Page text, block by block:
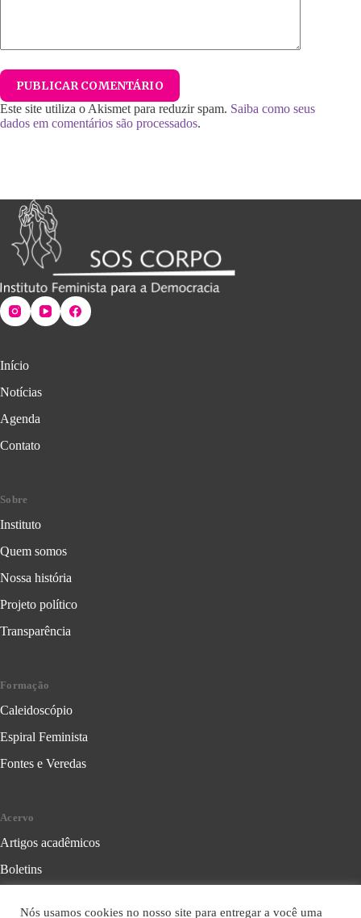
PUBLICAR COMENTÁRIO
Este site utiliza o Akismet para reduzir spam. Saiba como seus
dados em comentários são processados.
Início
Notícias
Agenda
Contato
Sobre
Instituto
Quem somos
Nossa história
Projeto político
Transparência
Formação
Caleidoscópio
Espiral Feminista
Fontes e Veredas
Acervo
Artigos acadêmicos
Boletins
Nós usamos cookies no nosso site para entregar a você uma